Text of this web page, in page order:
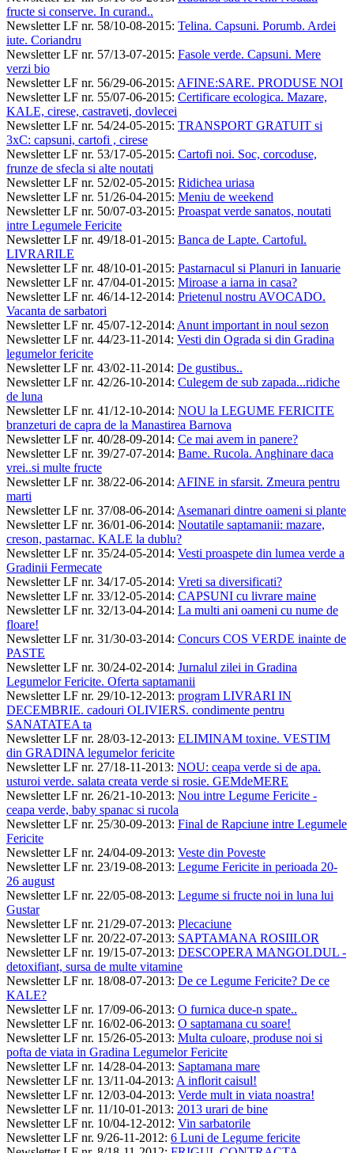
fructe si conserve. In curand..
Newsletter LF nr. 58/10-08-2015: Telina. Capsuni. Porumb. Ardei
iute. Coriandru
Newsletter LF nr. 57/13-07-2015: Fasole verde. Capsuni. Mere
verzi bio
Newsletter LF nr. 56/29-06-2015: AFINE:SARE. PRODUSE NOI
Newsletter LF nr. 55/07-06-2015: Certificare ecologica. Mazare,
KALE, cirese, castraveti, dovlecei
Newsletter LF nr. 54/24-05-2015: TRANSPORT GRATUIT si
3xC: capsuni, cartofi , cirese
Newsletter LF nr. 53/17-05-2015: Cartofi noi. Soc, corcoduse,
frunze de sfecla si alte noutati
Newsletter LF nr. 52/02-05-2015: Ridichea uriasa
Newsletter LF nr. 51/26-04-2015: Meniu de weekend
Newsletter LF nr. 50/07-03-2015: Proaspat verde sanatos, noutati
intre Legumele Fericite
Newsletter LF nr. 49/18-01-2015: Banca de Lapte. Cartoful.
LIVRARILE
Newsletter LF nr. 48/10-01-2015: Pastarnacul si Planuri in Ianuarie
Newsletter LF nr. 47/04-01-2015: Miroase a iarna in casa?
Newsletter LF nr. 46/14-12-2014: Prietenul nostru AVOCADO.
Vacanta de sarbatori
Newsletter LF nr. 45/07-12-2014: Anunt important in noul sezon
Newsletter LF nr. 44/23-11-2014: Vesti din Ograda si din Gradina
legumelor fericite
Newsletter LF nr. 43/02-11-2014: De gustibus..
Newsletter LF nr. 42/26-10-2014: Culegem de sub zapada...ridiche
de luna
Newsletter LF nr. 41/12-10-2014: NOU la LEGUME FERICITE
branzeturi de capra de la Manastirea Barnova
Newsletter LF nr. 40/28-09-2014: Ce mai avem in panere?
Newsletter LF nr. 39/27-07-2014: Bame. Rucola. Anghinare daca
vrei..si multe fructe
Newsletter LF nr. 38/22-06-2014: AFINE in sfarsit. Zmeura pentru
marti
Newsletter LF nr. 37/08-06-2014: Asemanari dintre oameni si plante
Newsletter LF nr. 36/01-06-2014: Noutatile saptamanii: mazare,
creson, pastarnac. KALE la dublu?
Newsletter LF nr. 35/24-05-2014: Vesti proaspete din lumea verde a
Gradinii Fermecate
Newsletter LF nr. 34/17-05-2014: Vreti sa diversificati?
Newsletter LF nr. 33/12-05-2014: CAPSUNI cu livrare maine
Newsletter LF nr. 32/13-04-2014: La multi ani oameni cu nume de
floare!
Newsletter LF nr. 31/30-03-2014: Concurs COS VERDE inainte de
PASTE
Newsletter LF nr. 30/24-02-2014: Jurnalul zilei in Gradina
Legumelor Fericite. Oferta saptamanii
Newsletter LF nr. 29/10-12-2013: program LIVRARI IN
DECEMBRIE. cadouri OLIVIERS. condimente pentru
SANATATEA ta
Newsletter LF nr. 28/03-12-2013: ELIMINAM toxine. VESTIM
din GRADINA legumelor fericite
Newsletter LF nr. 27/18-11-2013: NOU: ceapa verde si de apa.
usturoi verde. salata creata verde si rosie. GEMdeMERE
Newsletter LF nr. 26/21-10-2013: Nou intre Legume Fericite -
ceapa verde, baby spanac si rucola
Newsletter LF nr. 25/30-09-2013: Final de Rapciune intre Legumele
Fericite
Newsletter LF nr. 24/04-09-2013: Veste din Poveste
Newsletter LF nr. 23/19-08-2013: Legume Fericite in perioada 20-
26 august
Newsletter LF nr. 22/05-08-2013: Legume si fructe noi in luna lui
Gustar
Newsletter LF nr. 21/29-07-2013: Plecaciune
Newsletter LF nr. 20/22-07-2013: SAPTAMANA ROSIILOR
Newsletter LF nr. 19/15-07-2013: DESCOPERA MANGOLDUL -
detoxifiant, sursa de multe vitamine
Newsletter LF nr. 18/08-07-2013: De ce Legume Fericite? De ce
KALE?
Newsletter LF nr. 17/09-06-2013: O furnica duce-n spate..
Newsletter LF nr. 16/02-06-2013: O saptamana cu soare!
Newsletter LF nr. 15/26-05-2013: Multa culoare, produse noi si
pofta de viata in Gradina Legumelor Fericite
Newsletter LF nr. 14/28-04-2013: Saptamana mare
Newsletter LF nr. 13/11-04-2013: A inflorit caisul!
Newsletter LF nr. 12/03-04-2013: Verde mult in viata noastra!
Newsletter LF nr. 11/10-01-2013: 2013 urari de bine
Newsletter LF nr. 10/04-12-2012: Vin sarbatorile
Newsletter LF nr. 9/26-11-2012: 6 Luni de Legume fericite